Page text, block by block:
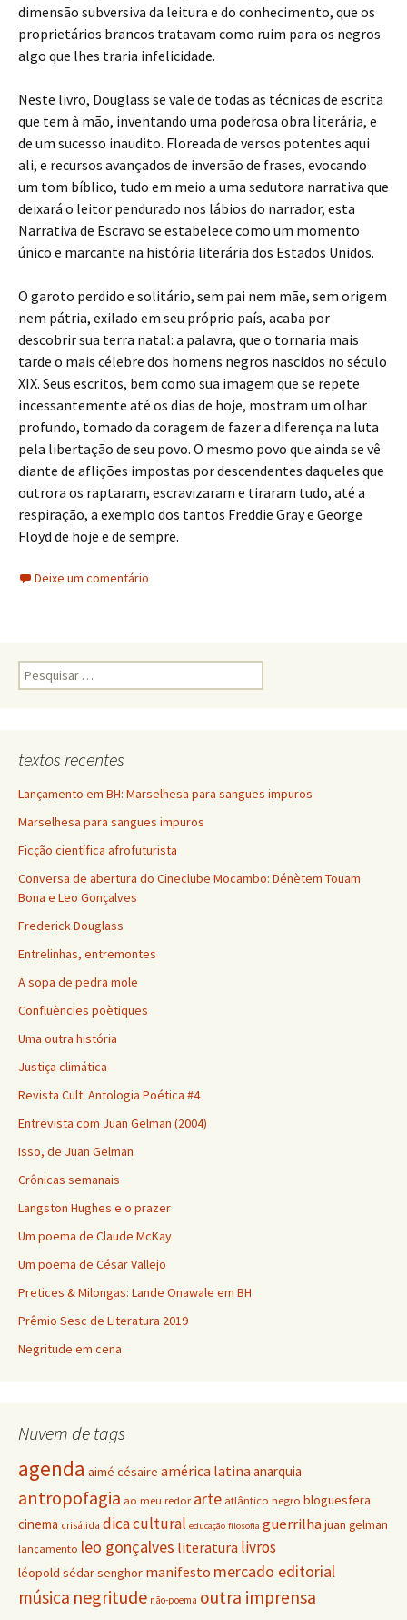
dimensão subversiva da leitura e do conhecimento, que os
proprietários brancos tratavam como ruim para os negros
algo que lhes traria infelicidade.
Neste livro, Douglass se vale de todas as técnicas de escrita
que tem à mão, inventando uma poderosa obra literária, e
de um sucesso inaudito. Floreada de versos potentes aqui
ali, e recursos avançados de inversão de frases, evocando
um tom bíblico, tudo em meio a uma sedutora narrativa que
deixará o leitor pendurado nos lábios do narrador, esta
Narrativa de Escravo se estabelece como um momento
único e marcante na história literária dos Estados Unidos.
O garoto perdido e solitário, sem pai nem mãe, sem origem
nem pátria, exilado em seu próprio país, acaba por
descobrir sua terra natal: a palavra, que o tornaria mais
tarde o mais célebre dos homens negros nascidos no século
XIX. Seus escritos, bem como sua imagem que se repete
incessantemente até os dias de hoje, mostram um olhar
profundo, tomado da coragem de fazer a diferença na luta
pela libertação de seu povo. O mesmo povo que ainda se vê
diante de aflições impostas por descendentes daqueles que
outrora os raptaram, escravizaram e tiraram tudo, até a
respiração, a exemplo dos tantos Freddie Gray e George
Floyd de hoje e de sempre.
Deixe um comentário
Pesquisar
por:
textos recentes
Lançamento em BH: Marselhesa para sangues impuros
Marselhesa para sangues impuros
Ficção científica afrofuturista
Conversa de abertura do Cineclube Mocambo: Dénètem Touam
Bona e Leo Gonçalves
Frederick Douglass
Entrelinhas, entremontes
A sopa de pedra mole
Confluències poètiques
Uma outra história
Justiça climática
Revista Cult: Antologia Poética #4
Entrevista com Juan Gelman (2004)
Isso, de Juan Gelman
Crônicas semanais
Langston Hughes e o prazer
Um poema de Claude McKay
Um poema de César Vallejo
Pretices & Milongas: Lande Onawale em BH
Prêmio Sesc de Literatura 2019
Negritude em cena
Nuvem de tags
agenda aimé césaire américa latina anarquia
antropofagia ao meu redor arte atlântico negro bloguesfera
cinema crisálida dica cultural educação filosofia guerrilhajuan gelman
lançamento leo gonçalves literatura livros
léopold sédar senghor manifesto mercado editorial
música negritude não-poema outra imprensa